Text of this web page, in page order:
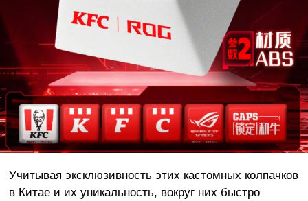
Учитывая эксклюзивность этих кастомных колпачков
в Китае и их уникальность, вокруг них быстро